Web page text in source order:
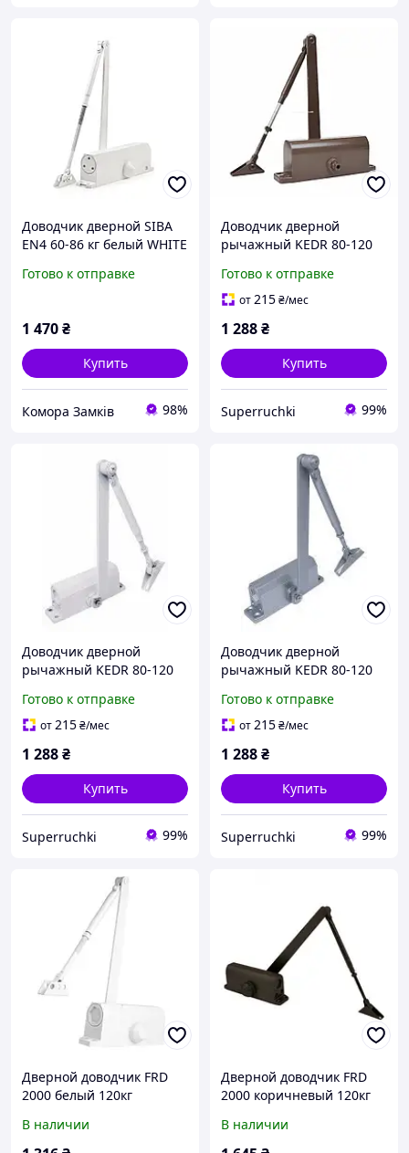
Доводчик дверной SIBA
EN4 60-86 кг белый WHITE
Готово к отправке
1 470₴
Купить
Комора Замків 98%
Доводчик дверной
рычажный KEDR 80-120
Готово к отправке
от215₴/мес
1 288₴
Купить
Superruchki 99%
Доводчик дверной
рычажный KEDR 80-120
Готово к отправке
от215₴/мес
1 288₴
Купить
Superruchki 99%
Доводчик дверной
рычажный KEDR 80-120
Готово к отправке
от215₴/мес
1 288₴
Купить
Superruchki 99%
Дверной доводчик FRD
2000 белый 120кг
В наличии
Дверной доводчик FRD
2000 коричневый 120кг
В наличии